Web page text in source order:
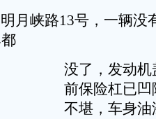
月峡路13号，一辆没
没了，发动
前保险杠已
不堪，车身